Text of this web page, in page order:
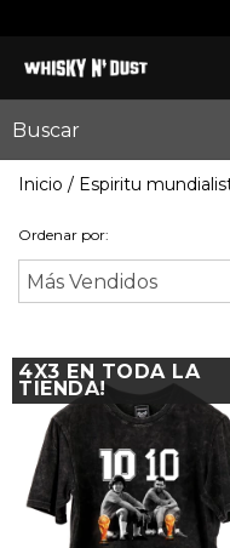
🔥4x3 EN TODA LA
Inicio / Espiritu
Ordenar por:
4X3 EN TODA LA
TIENDA!